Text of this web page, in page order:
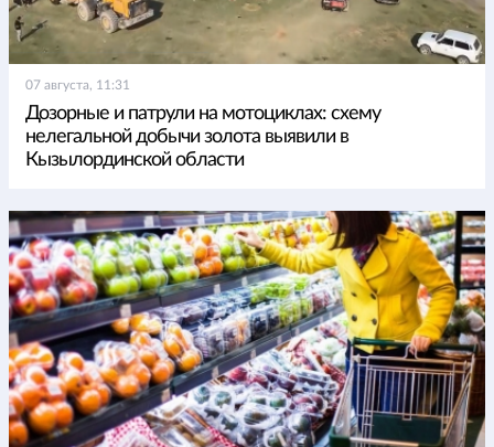
07 августа, 11:31
Дозорные и патрули на мотоциклах: схему
нелегальной добычи золота выявили в
Кызылординской области